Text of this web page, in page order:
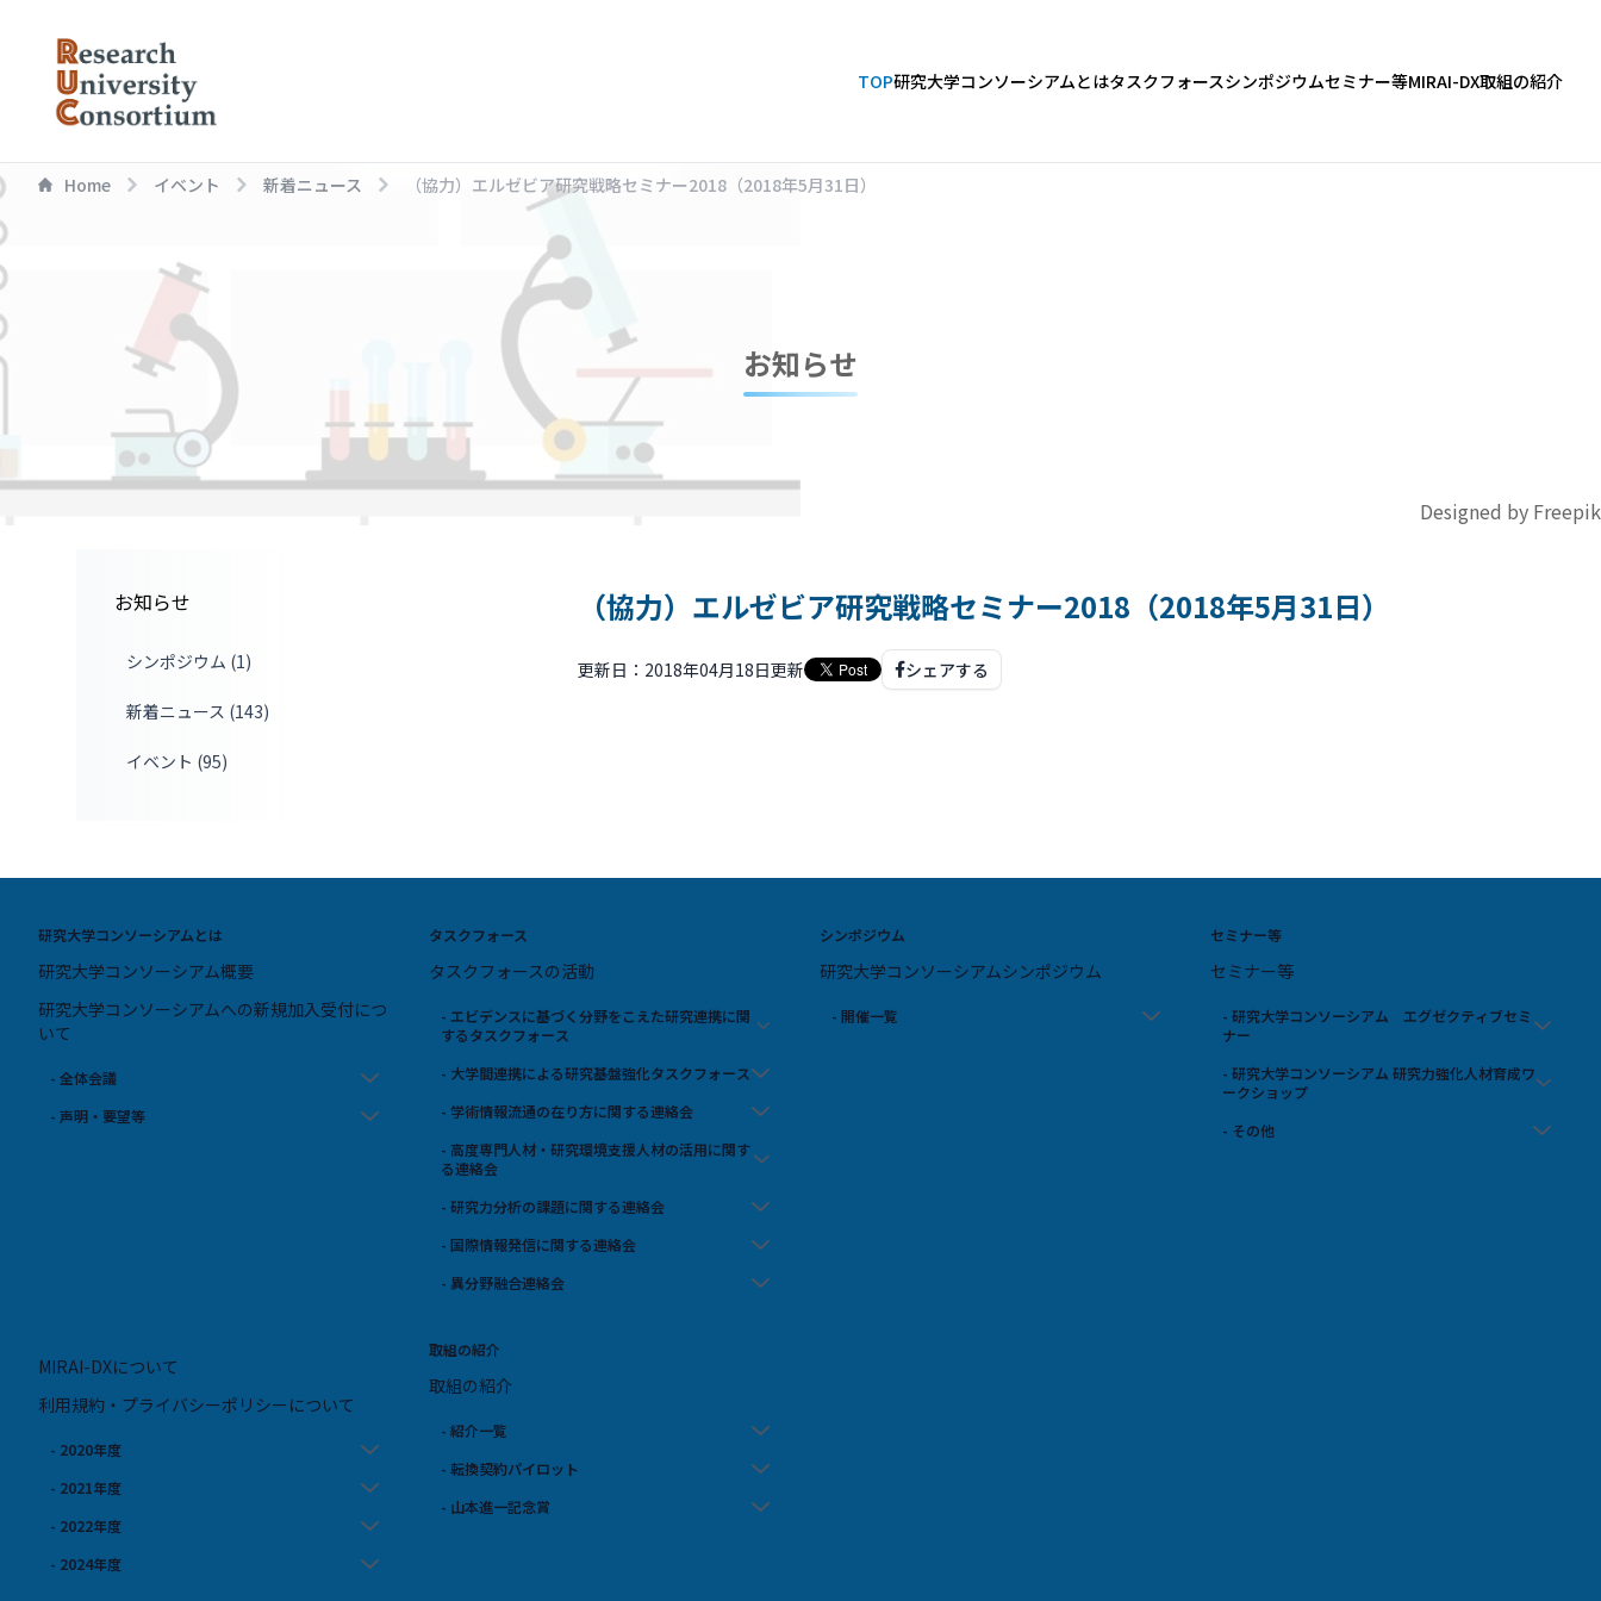
TOP研究大学コンソーシアムとはタスクフォースシンポジウムセミナー等MIRAI-DX取組の紹介
Home イベント 新着ニュース （協力）エルゼビア研究戦略セミナー2018（2018年5月31日）
お知らせ
Designed by Freepik
お知らせ
シンポジウム (1)
新着ニュース (143)
イベント (95)
（協力）エルゼビア研究戦略セミナー2018（2018年5月31日）
更新日：2018年04月18日更新 シェアする
研究大学コンソーシアムとは
研究大学コンソーシアム概要
研究大学コンソーシアムへの新規加入受付につ
いて
- 全体会議
- 声明・要望等
タスクフォース
タスクフォースの活動
- エビデンスに基づく分野をこえた研究連携に関
するタスクフォース
- 大学間連携による研究基盤強化タスクフォース
- 学術情報流通の在り方に関する連絡会
- 高度専門人材・研究環境支援人材の活用に関す
る連絡会
- 研究力分析の課題に関する連絡会
- 国際情報発信に関する連絡会
- 異分野融合連絡会
シンポジウム
研究大学コンソーシアムシンポジウム
- 開催一覧
セミナー等
セミナー等
- 研究大学コンソーシアム エグゼクティブセミ
ナー
- 研究大学コンソーシアム 研究力強化人材育成ワ
ークショップ
- その他
MIRAI-DXについて
利用規約・プライバシーポリシーについて
- 2020年度
- 2021年度
- 2022年度
- 2024年度
取組の紹介
取組の紹介
- 紹介一覧
- 転換契約パイロット
- 山本進一記念賞